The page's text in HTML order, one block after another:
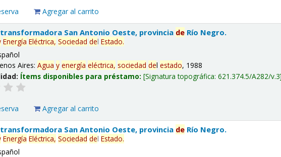
Agregar al carrito
San Antonio Oeste, provincia de Río Negro.
Energía Eléctrica, Sociedad delEstado.
Aires:Agua y energía eléctrica, sociedad delestado, 1988
Ítems disponibles para préstamo: Signatura topográfica:621.374.5/A282/v.3
Agregar al carrito
San Antonio Oeste, provincia de Río Negro.
Energía Eléctrica, Sociedad delEstado.